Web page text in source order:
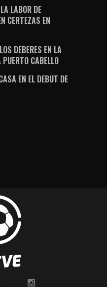
LABOR DE
CERTEZAS EN
DEBERES EN LA
CABELLO
EN EL DEBUT DE